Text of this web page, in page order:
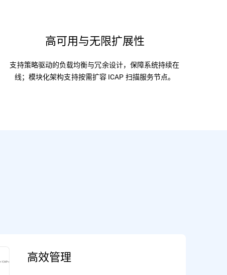
高可用与无限扩展性
支持策略驱动的负载均衡与冗余设计，保障系统持续在
线；模块化架构支持按需扩容 ICAP 扫描服务节点。
高效管理